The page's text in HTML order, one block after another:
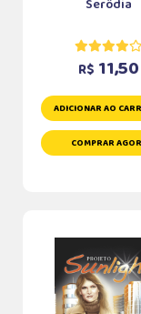
Serôdia
R$ 11,50
ADICIONAR AO
COMPRAR